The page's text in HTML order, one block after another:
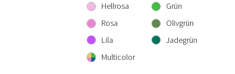
Hellrosa
Rosa
Lila
Multicolor
Grün
Olivgrün
Jadegrün